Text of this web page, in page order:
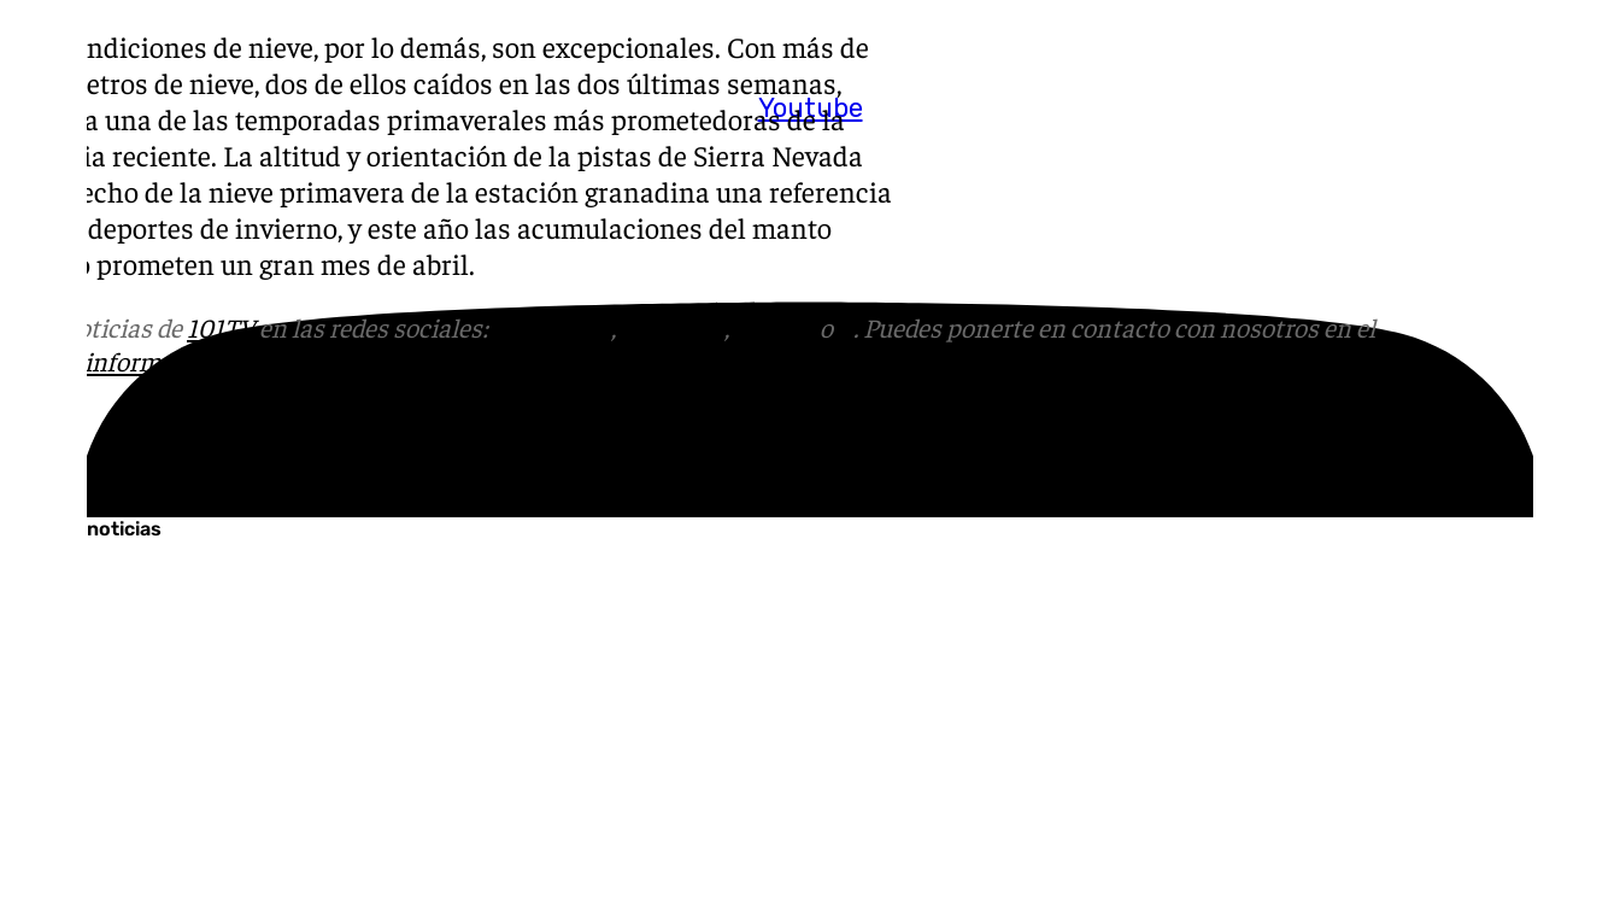
Youtube
Las condiciones de nieve, por lo demás, son excepcionales. Con más de
tres metros de nieve, dos de ellos caídos en las dos últimas semanas,
afronta una de las temporadas primaverales más prometedoras de la
historia reciente. La altitud y orientación de la pistas de Sierra Nevada
han hecho de la nieve primavera de la estación granadina una referencia
en los deportes de invierno, y este año las acumulaciones del manto
nivoso prometen un gran mes de abril.
Más noticias de 101TVen las redes sociales: , , o
. Puedes ponerte en contacto con nosotros en el
informativos@101tv.es
Últimas noticias